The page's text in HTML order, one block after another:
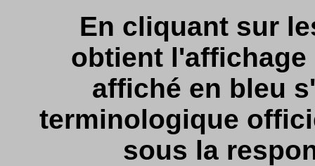
En cliquant sur
obtient
affiché en bleu
terminologique
sous la